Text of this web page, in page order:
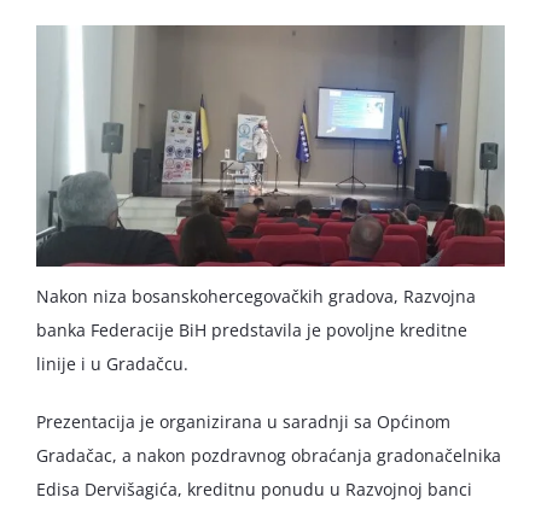
Nakon niza bosanskohercegovačkih gradova, Razvojna
banka Federacije BiH predstavila je povoljne kreditne
linije i u Gradačcu.
Prezentacija je organizirana u saradnji sa Općinom
Gradačac, a nakon pozdravnog obraćanja gradonačelnika
Edisa Dervišagića, kreditnu ponudu u Razvojnoj banci